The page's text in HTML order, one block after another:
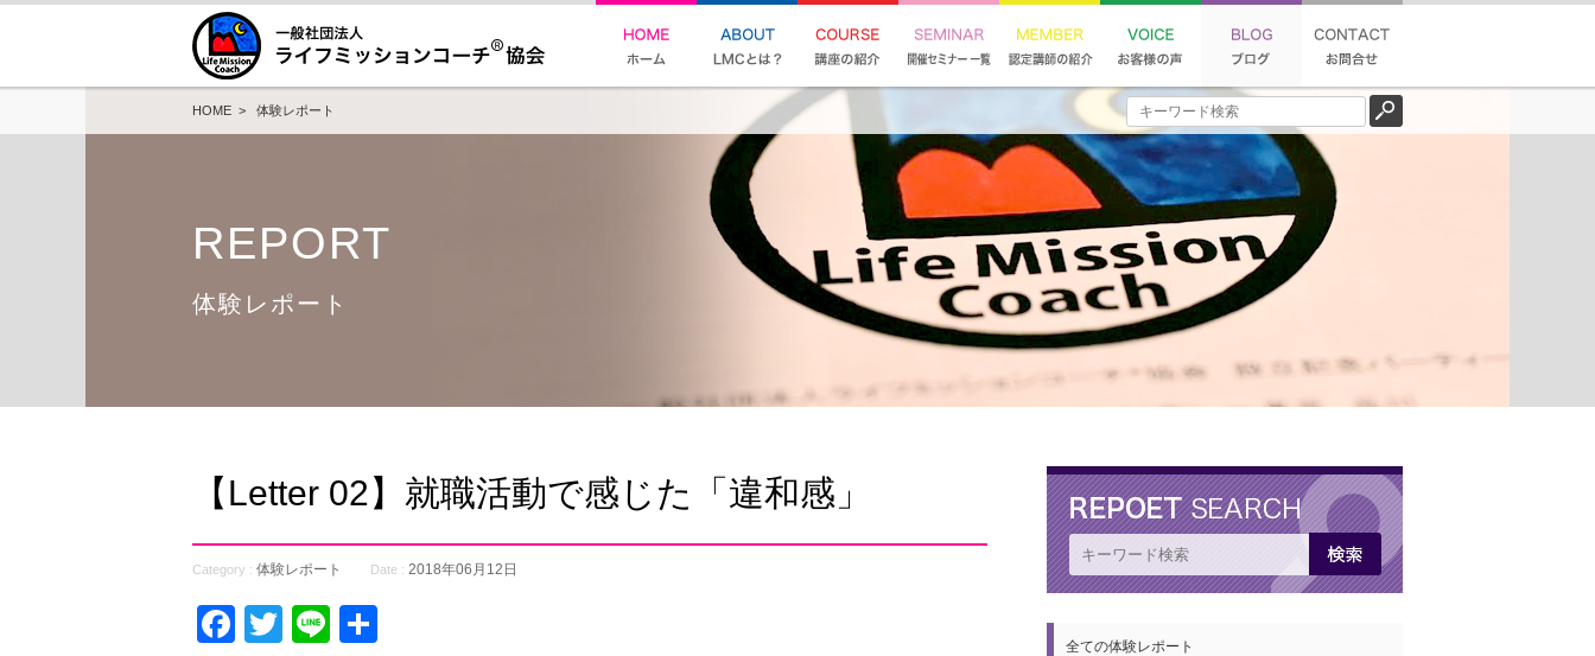
HOME > 体験レポート
REPORT
体験レポート
【Letter 02】就職活動で感じた「違和感」
Category : 体験レポート Date : 2018年06月12日
Facebook
Twitter
Line
全ての体験レポート